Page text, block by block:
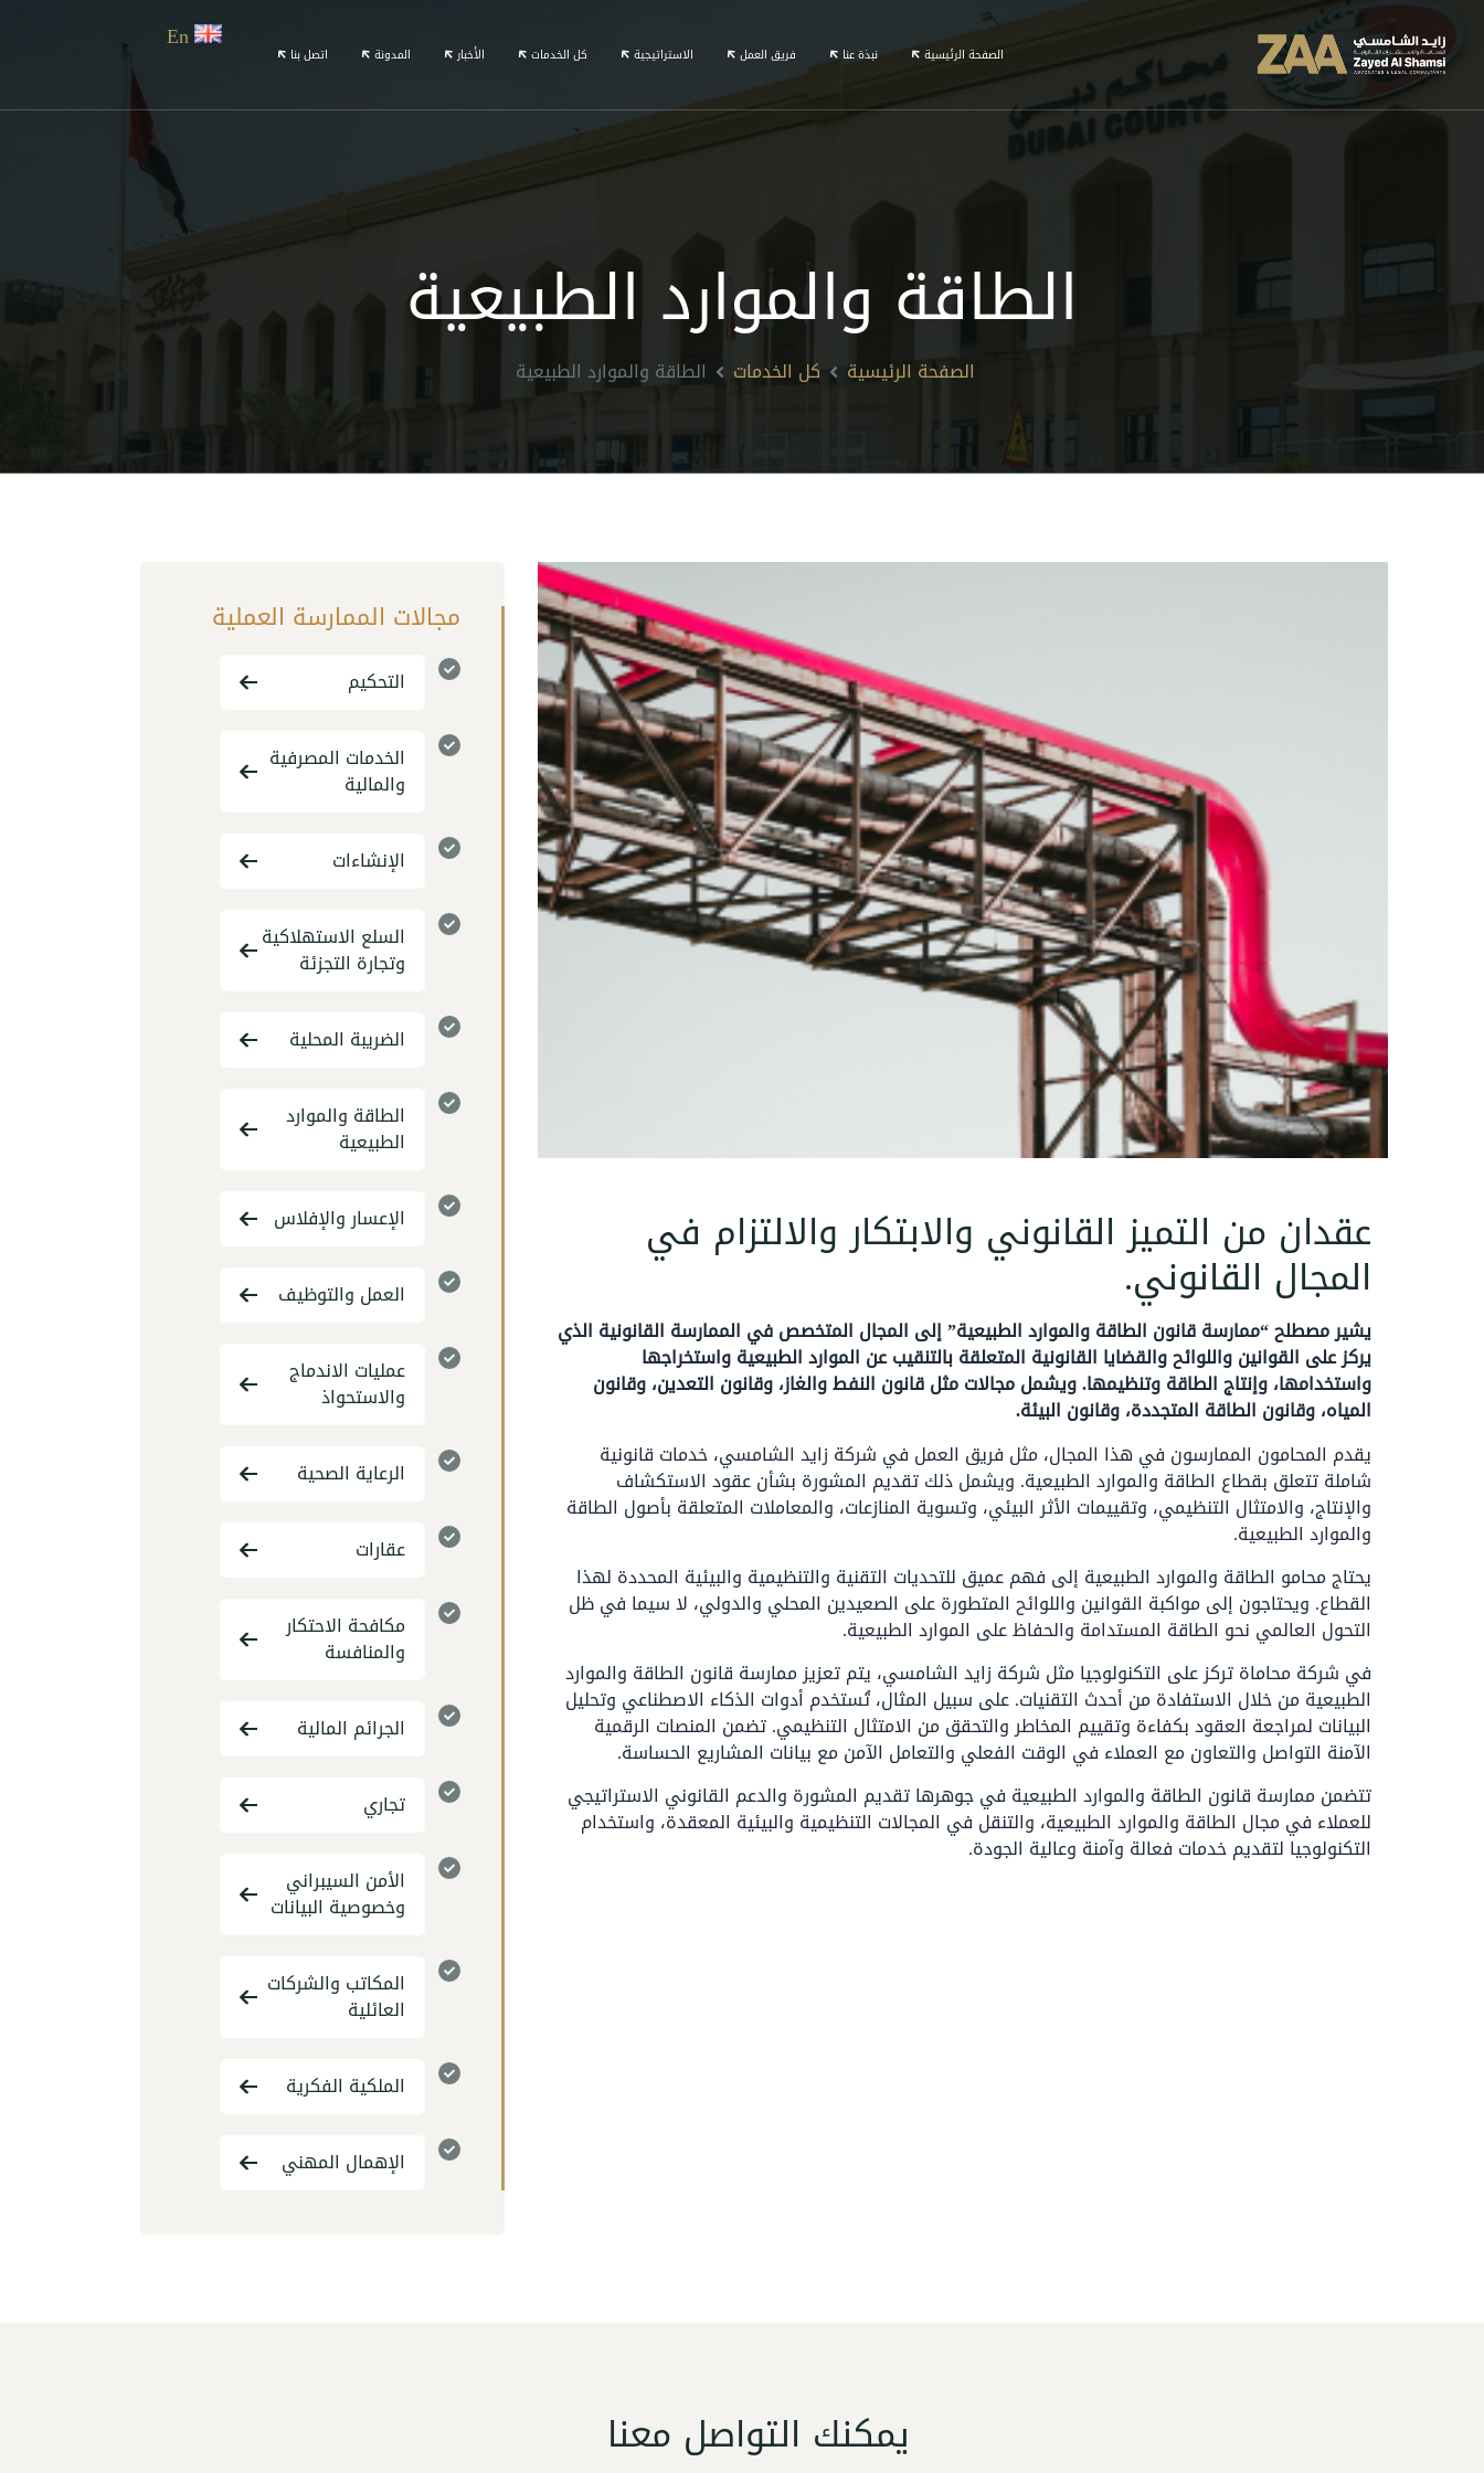
الصفحة الرئيسية نبذة عنا فريق العمل الاستراتيجية كل الخدمات الأخبار المدونة اتصل بنا En
الطاقة والموارد الطبيعية
الصفحة الرئيسية كل الخدمات الطاقة والموارد الطبيعية
عقدان من التميز القانوني والابتكار والالتزام في
المجال القانوني.
يشير مصطلح “ممارسة قانون الطاقة والموارد الطبيعية” إلى المجال المتخصص في الممارسة القانونية الذي
يركز على القوانين واللوائح والقضايا القانونية المتعلقة بالتنقيب عن الموارد الطبيعية واستخراجها
واستخدامها، وإنتاج الطاقة وتنظيمها. ويشمل مجالات مثل قانون النفط والغاز، وقانون التعدين، وقانون
المياه، وقانون الطاقة المتجددة، وقانون البيئة.
يقدم المحامون الممارسون في هذا المجال، مثل فريق العمل في شركة زايد الشامسي، خدمات قانونية
شاملة تتعلق بقطاع الطاقة والموارد الطبيعية. ويشمل ذلك تقديم المشورة بشأن عقود الاستكشاف
والإنتاج، والامتثال التنظيمي، وتقييمات الأثر البيئي، وتسوية المنازعات، والمعاملات المتعلقة بأصول الطاقة
والموارد الطبيعية.
يحتاج محامو الطاقة والموارد الطبيعية إلى فهم عميق للتحديات التقنية والتنظيمية والبيئية المحددة لهذا
القطاع. ويحتاجون إلى مواكبة القوانين واللوائح المتطورة على الصعيدين المحلي والدولي، لا سيما في ظل
التحول العالمي نحو الطاقة المستدامة والحفاظ على الموارد الطبيعية.
في شركة محاماة تركز على التكنولوجيا مثل شركة زايد الشامسي، يتم تعزيز ممارسة قانون الطاقة والموارد
الطبيعية من خلال الاستفادة من أحدث التقنيات. على سبيل المثال، تُستخدم أدوات الذكاء الاصطناعي وتحليل
البيانات لمراجعة العقود بكفاءة وتقييم المخاطر والتحقق من الامتثال التنظيمي. تضمن المنصات الرقمية
الآمنة التواصل والتعاون مع العملاء في الوقت الفعلي والتعامل الآمن مع بيانات المشاريع الحساسة.
تتضمن ممارسة قانون الطاقة والموارد الطبيعية في جوهرها تقديم المشورة والدعم القانوني الاستراتيجي
للعملاء في مجال الطاقة والموارد الطبيعية، والتنقل في المجالات التنظيمية والبيئية المعقدة، واستخدام
التكنولوجيا لتقديم خدمات فعالة وآمنة وعالية الجودة.
مجالات الممارسة العملية
التحكيم
الخدمات المصرفية
والمالية
الإنشاءات
السلع الاستهلاكية
وتجارة التجزئة
الضريبة المحلية
الطاقة والموارد
الطبيعية
الإعسار والإفلاس
العمل والتوظيف
عمليات الاندماج
والاستحواذ
الرعاية الصحية
عقارات
مكافحة الاحتكار
والمنافسة
الجرائم المالية
تجاري
الأمن السيبراني
وخصوصية البيانات
المكاتب والشركات
العائلية
الملكية الفكرية
الإهمال المهني
يمكنك التواصل معنا